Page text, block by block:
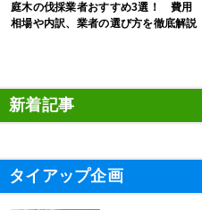
庭木の伐採業者おすすめ3選！ 費用
相場や内訳、業者の選び方を徹底解説
新着記事
タイアップ企画